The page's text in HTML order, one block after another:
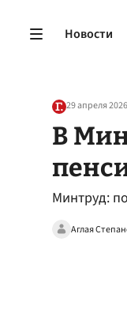
Новости
29 апреля
В
Минтруд:
Аглая